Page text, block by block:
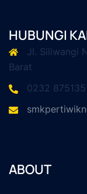
HUBUNGI
Jl. Siliwangi
Barat
0232 875135
ABOUT